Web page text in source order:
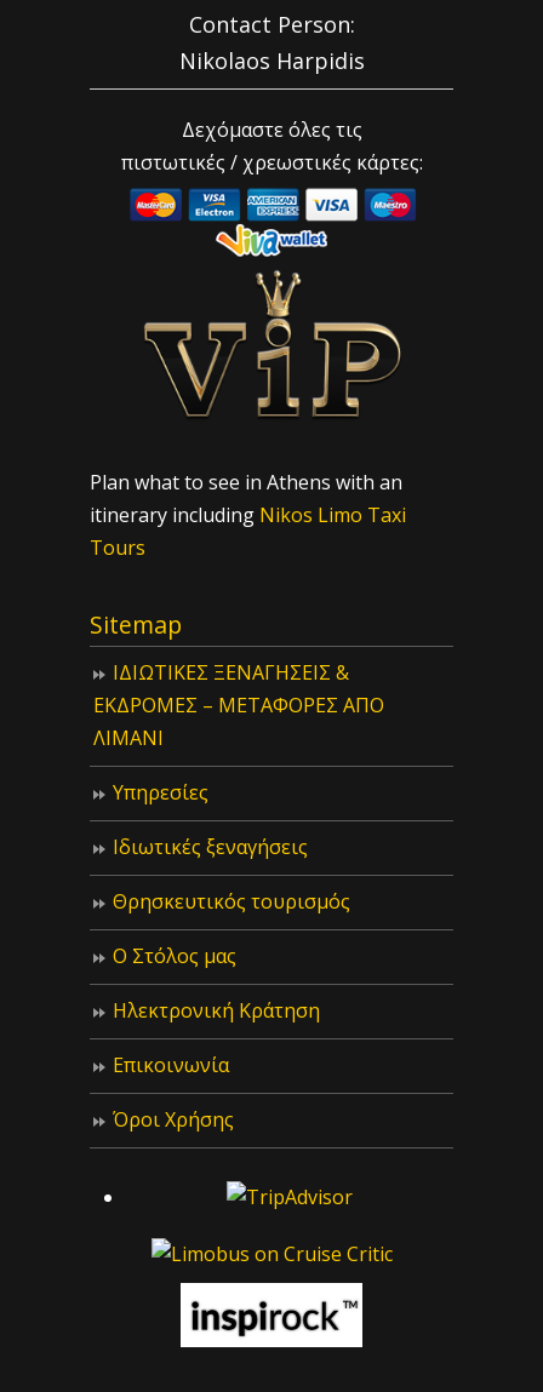
Contact Person:
Nikolaos Harpidis
Δεχόμαστε όλες τις
πιστωτικές / χρεωστικές κάρτες:
Plan what to see in Athens with an
itinerary including Nikos Limo Taxi
Tours
Sitemap
ΙΔIΩΤΙΚΕΣ ΞΕΝΑΓΗΣΕΙΣ &
ΕΚΔΡΟΜΕΣ – ΜΕΤΑΦΟΡΕΣ ΑΠΟ
ΛΙΜΑΝΙ
Υπηρεσίες
Ιδιωτικές ξεναγήσεις
Θρησκευτικός τουρισμός
Ο Στόλος μας
Ηλεκτρονική Κράτηση
Επικοινωνία
Όροι Χρήσης